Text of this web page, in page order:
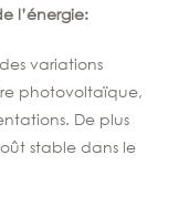
l’énergie:
variations
photovoltaïque,
De plus
stable dans le